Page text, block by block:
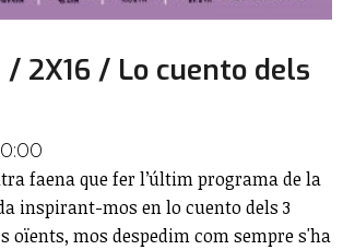
/ 2X16 / Lo cuento dels
faena que fer l’últim programa de la
inspirant-mos en lo cuento dels 3
oïents, mos despedim com sempre s'ha